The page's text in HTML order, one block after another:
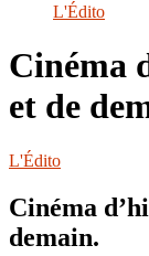
L'Édito
Cinéma
et de
L'Édito
Cinéma
demain.